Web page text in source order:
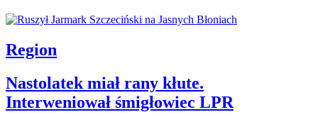
Region
Nastolatek miał rany kłute.
Interweniował śmigłowiec LPR